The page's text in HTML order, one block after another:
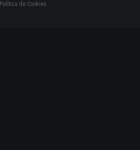
Política de Cookies